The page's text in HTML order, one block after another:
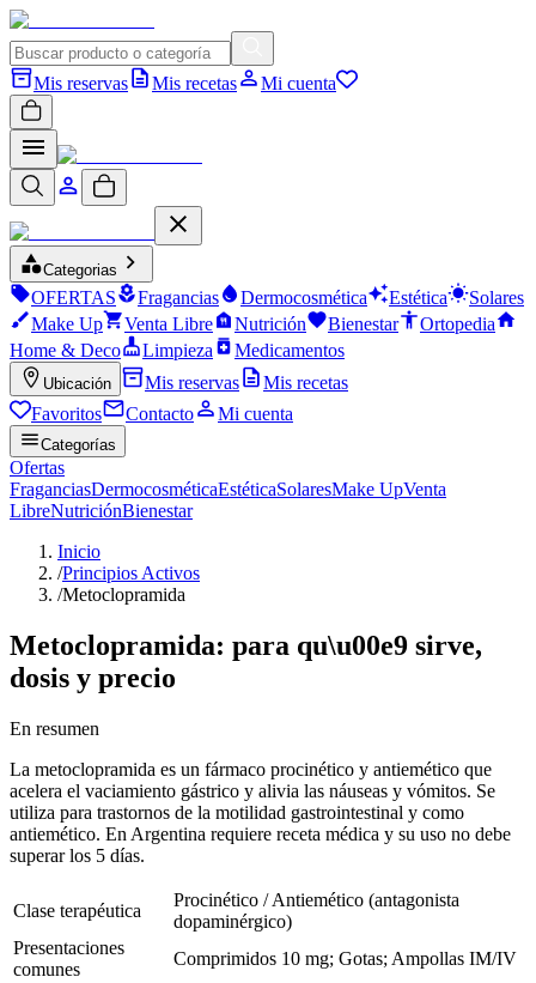
Mis reservas Mis recetas Mi cuenta
Categorias
OFERTAS Fragancias Dermocosmética Estética
Solares
Make Up
Venta Libre Nutrición Bienestar
Ortopedia
Home & Deco
Limpieza Medicamentos
Ubicación Mis reservas
Mis recetas
Favoritos
Contacto Mi cuenta
Categorías
Ofertas
FraganciasDermocosméticaEstéticaSolaresMake UpVenta
LibreNutriciónBienestar
Inicio
/Principios Activos
/Metoclopramida
Metoclopramida: para qu\u00e9 sirve,
dosis y precio
En resumen
La metoclopramida es un fármaco procinético y antiemético que
acelera el vaciamiento gástrico y alivia las náuseas y vómitos. Se
utiliza para trastornos de la motilidad gastrointestinal y como
antiemético. En Argentina requiere receta médica y su uso no debe
superar los 5 días.
Clase terapéutica
Procinético / Antiemético (antagonista
dopaminérgico)
Presentaciones
comunes
Comprimidos 10 mg; Gotas; Ampollas IM/IV